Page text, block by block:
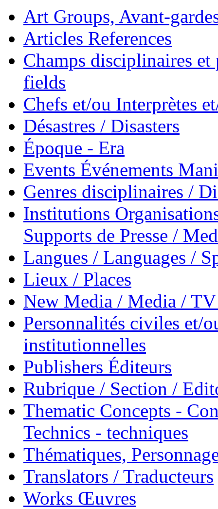
Art Groups, Avant-
Articles References
Champs disciplinaires
fields
Chefs et/ou Interprètes
Désastres / Disasters
Époque - Era
Events Événements
Genres disciplinaires /
Institutions
Supports de Presse /
Langues / Languages /
Lieux / Places
New Media / Media /
Personnalités civiles et/
institutionnelles
Publishers Éditeurs
Rubrique / Section /
Thematic Concepts -
Technics - techniques
Thématiques,
Translators / Traducteurs
Works Œuvres